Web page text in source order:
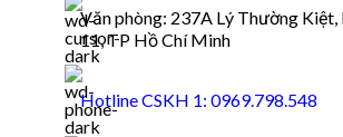
Văn phòng: 237A Lý Thường Kiệt,
11, TP Hồ Chí Minh
Hotline CSKH 1: 0969.798.548